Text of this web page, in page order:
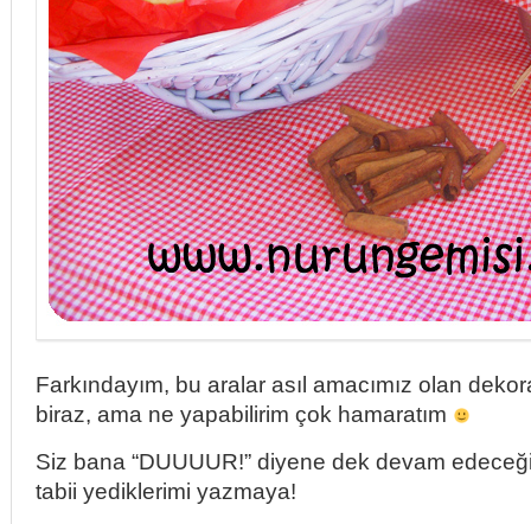
Farkındayım, bu aralar asıl amacımız olan
biraz, ama ne yapabilirim çok hamaratım
Siz bana “DUUUUR!” diyene dek devam
tabii yediklerimi yazmaya!